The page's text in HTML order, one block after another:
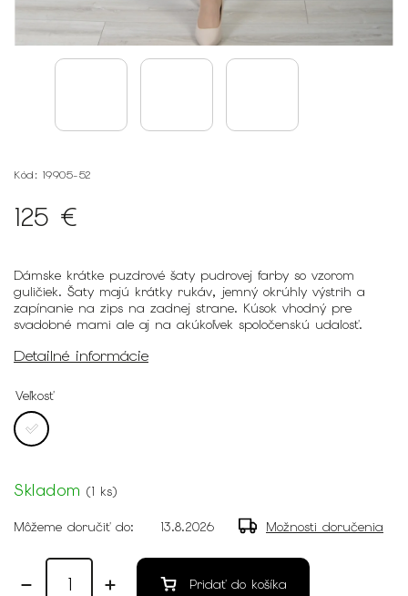
Kód: 19905-52
125 €
Dámske krátke puzdrové šaty pudrovej farby so vzorom
guličiek. Šaty majú krátky rukáv, jemný okrúhly výstrih a
zapínanie na zips na zadnej strane. Kúsok vhodný pre
svadobné mami ale aj na akúkoľvek spoločenskú udalosť.
Detailné informácie
Veľkosť
Skladom (1 ks)
Môžeme doručiť do: 13.8.2026 Možnosti doručenia
Pridať do košíka